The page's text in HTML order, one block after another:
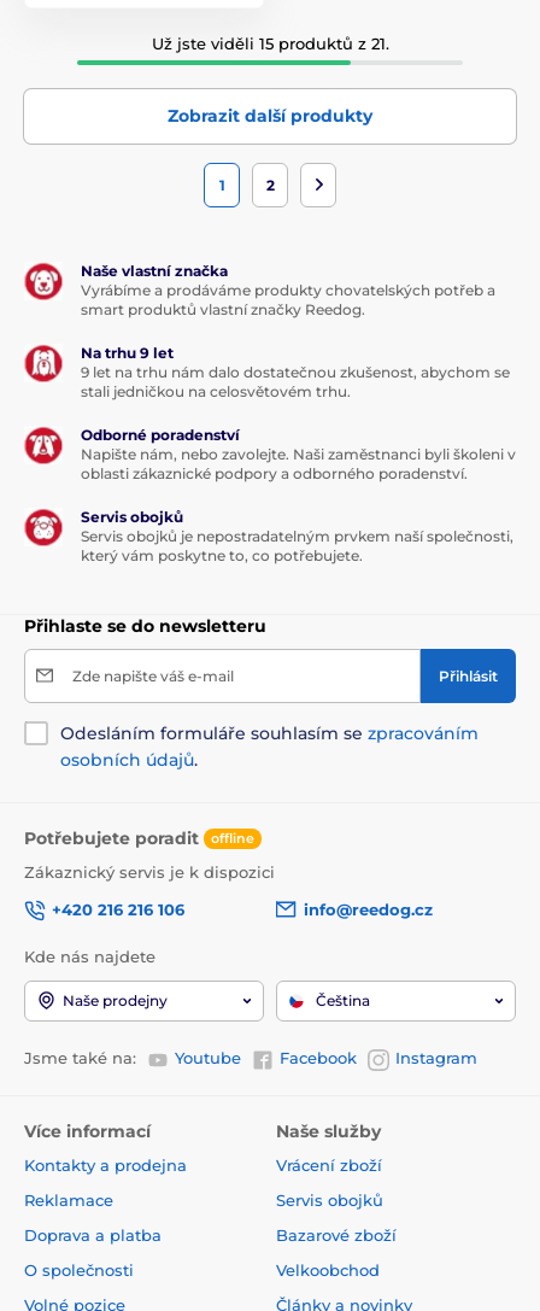
Už jste viděli 15 produktů z 21.
Zobrazit další produkty
1 2
Naše vlastní značka
Vyrábíme a prodáváme produkty chovatelských potřeb a
smart produktů vlastní značky Reedog.
Na trhu 9 let
9 let na trhu nám dalo dostatečnou zkušenost, abychom se
stali jedničkou na celosvětovém trhu.
Odborné poradenství
Napište nám, nebo zavolejte. Naši zaměstnanci byli školeni v
oblasti zákaznické podpory a odborného poradenství.
Servis obojků
Servis obojků je nepostradatelným prvkem naší společnosti,
který vám poskytne to, co potřebujete.
Přihlaste se do newsletteru
Zde napište váš e-mail Přihlásit
Odesláním formuláře souhlasím se zpracováním
osobních údajů.
Potřebujete poradit offline
Zákaznický servis je k dispozici
+420 216 216 106
info@reedog.cz
Kde nás najdete
Naše prodejny Čeština
Jsme také na: Youtube Facebook Instagram
Více informací
Kontakty a prodejna
Reklamace
Doprava a platba
O společnosti
Volné pozice
Naše služby
Vrácení zboží
Servis obojků
Bazarové zboží
Velkoobchod
Články a novinky